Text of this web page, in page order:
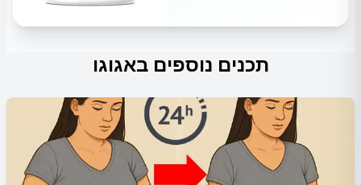
תכנים נוספים באגוגו